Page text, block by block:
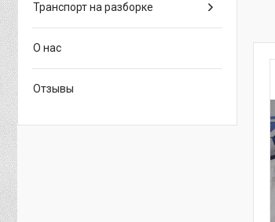
Транспорт на разборке
О нас
Отзывы